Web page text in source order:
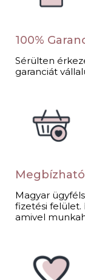
100%
Sérülten
garanciát
Magyar
fizetési felület.
amivel